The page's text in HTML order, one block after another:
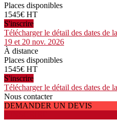
Places disponibles
1545€ HT
S'inscrire
Télécharger le détail des dates de
19 et 20 nov. 2026
À distance
Places disponibles
1545€ HT
S'inscrire
Télécharger le détail des dates de
Nous contacter
DEMANDER UN DEVIS